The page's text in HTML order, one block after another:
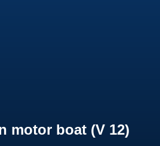
motor boat (V 12)